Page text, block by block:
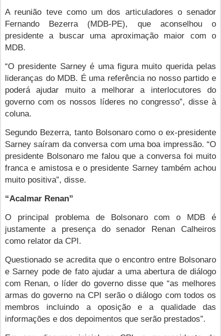
A reunião teve como um dos articuladores o senador
Fernando Bezerra (MDB-PE), que aconselhou o
presidente a buscar uma aproximação maior com o
MDB.
“O presidente Sarney é uma figura muito querida pelas
lideranças do MDB. É uma referência no nosso partido e
poderá ajudar muito a melhorar a interlocutores do
governo com os nossos líderes no congresso”, disse à
coluna.
Segundo Bezerra, tanto Bolsonaro como o ex-presidente
Sarney saíram da conversa com uma boa impressão. “O
presidente Bolsonaro me falou que a conversa foi muito
franca e amistosa e o presidente Sarney também achou
muito positiva”, disse.
“Acalmar Renan”
O principal problema de Bolsonaro com o MDB é
justamente a presença do senador Renan Calheiros
como relator da CPI.
Questionado se acredita que o encontro entre Bolsonaro
e Sarney pode de fato ajudar a uma abertura de diálogo
com Renan, o líder do governo disse que “as melhores
armas do governo na CPI serão o diálogo com todos os
membros incluindo a oposição e a qualidade das
informações e dos depoimentos que serão prestados”.